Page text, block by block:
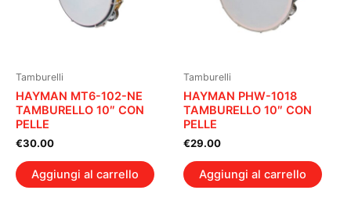
Tamburelli
HAYMAN MT6-102-NE
TAMBURELLO 10″ CON
PELLE
€30.00
Aggiungi al carrello
Tamburelli
HAYMAN PHW-1018
TAMBURELLO 10″ CON
PELLE
€29.00
Aggiungi al carrello